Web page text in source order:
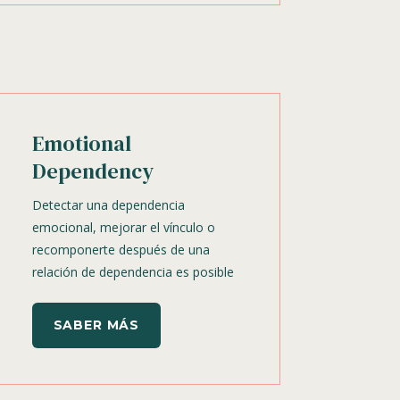
Emotional
Dependency
Detectar una dependencia
emocional, mejorar el vínculo o
recomponerte después de una
relación de dependencia es posible
SABER MÁS